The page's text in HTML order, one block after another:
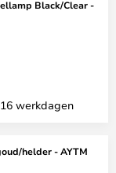
Black/Clear -
werkdagen
helder - AYTM